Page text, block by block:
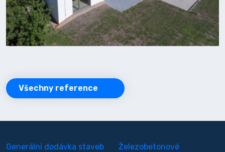
Všechny reference
Generální dodávka staveb
Železobetonové